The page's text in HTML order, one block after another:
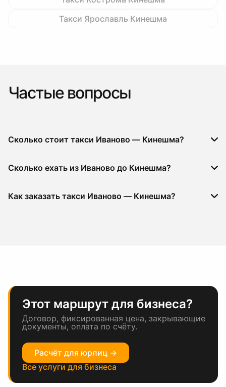
Такси Ярославль Кинешма
Частые вопросы
Сколько стоит такси Иваново — Кинешма?
Сколько ехать из Иваново до Кинешма?
Как заказать такси Иваново — Кинешма?
Этот маршрут для бизнеса?
Договор, фиксированная цена, закрывающие
документы, оплата по счёту.
Расчёт для юрлиц →
Все услуги для бизнеса